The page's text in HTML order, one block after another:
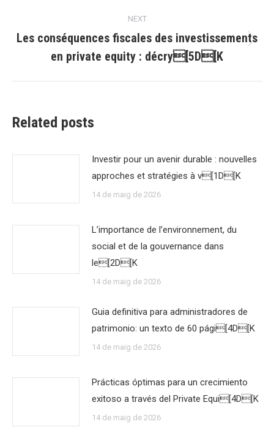
NEXT
post:
Les conséquences fiscales des investissements
en private equity : décry[5D[K
Related posts
Investir pour un avenir durable : nouvelles
approches et stratégies à v[1D[K
14 de maig de 2026
L’importance de l’environnement, du
social et de la gouvernance dans
le[2D[K
14 de maig de 2026
Guia definitiva para administradores de
patrimonio: un texto de 60 pági[4D[K
14 de maig de 2026
Prácticas óptimas para un crecimiento
exitoso a través del Private Equi[4D[K
14 de maig de 2026